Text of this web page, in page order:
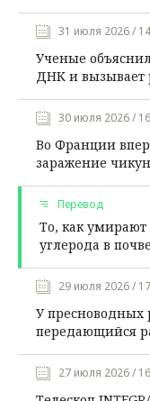
31 июля 2026 /
Ученые
ДНК и вызывает
30 июля 2026 /
Во Франции
заражение
Перевод
То, как
углерода в
29 июля 2026 /
У
передающийся
27 июля 2026 /